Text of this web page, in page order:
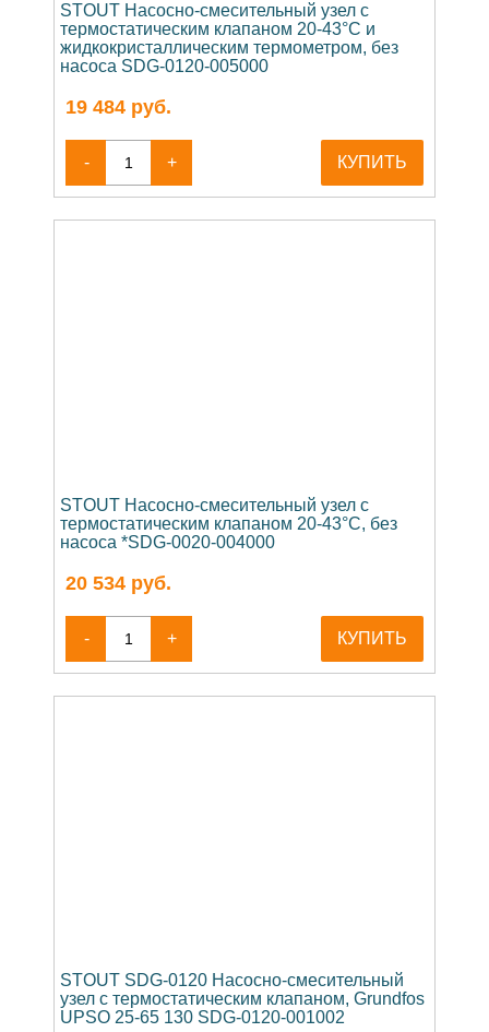
STOUT Насосно-смесительный узел с
термостатическим клапаном 20-43°C и
жидкокристаллическим термометром, без
насоса SDG-0120-005000
19 484 руб.
- + КУПИТЬ
STOUT Насосно-смесительный узел с
термостатическим клапаном 20-43°C, без
насоса *SDG-0020-004000
20 534 руб.
- + КУПИТЬ
STOUT SDG-0120 Насосно-смесительный
узел с термостатическим клапаном, Grundfos
UPSO 25-65 130 SDG-0120-001002